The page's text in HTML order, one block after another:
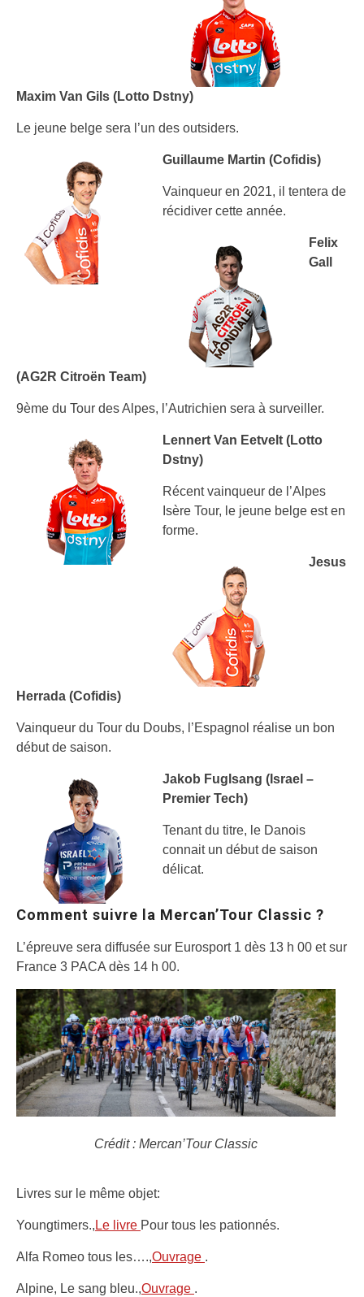
Maxim Van Gils (Lotto Dstny)
Le jeune belge sera l’un des outsiders.
Guillaume Martin (Cofidis)
Vainqueur en 2021, il tentera de
récidiver cette année.
Felix
Gall
(AG2R Citroën Team)
9ème du Tour des Alpes, l’Autrichien sera à surveiller.
Lennert Van Eetvelt (Lotto
Dstny)
Récent vainqueur de l’Alpes
Isère Tour, le jeune belge est en
forme.
Jesus
Herrada (Cofidis)
Vainqueur du Tour du Doubs, l’Espagnol réalise un bon
début de saison.
Jakob Fuglsang (Israel –
Premier Tech)
Tenant du titre, le Danois
connait un début de saison
délicat.
Comment suivre la Mercan’Tour Classic ?
L’épreuve sera diffusée sur Eurosport 1 dès 13 h 00 et sur
France 3 PACA dès 14 h 00.
Crédit : Mercan’Tour Classic
Livres sur le même objet:
Youngtimers., Le livre Pour tous les pationnés.
Alfa Romeo tous les….,Ouvrage .
Alpine, Le sang bleu.,Ouvrage .